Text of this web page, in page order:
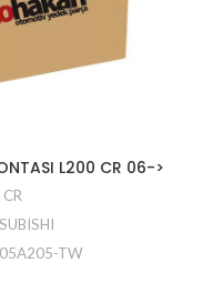
L200 CR 06->
CR
TW